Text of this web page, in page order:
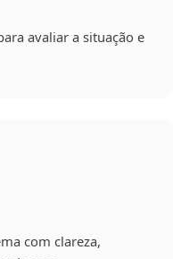
avaliar a situação e
com clareza,